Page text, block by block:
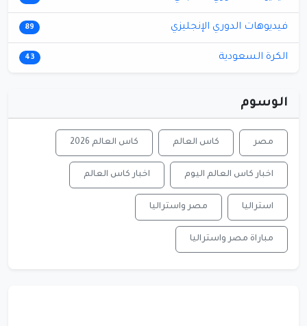
فيديوهات الدوري الإنجليزي 89
الكرة السعودية 43
الوسوم
مصر كاس العالم كاس العالم 2026
اخبار كاس العالم اليوم اخبار كاس العالم
استراليا مصر واستراليا
مباراة مصر واستراليا